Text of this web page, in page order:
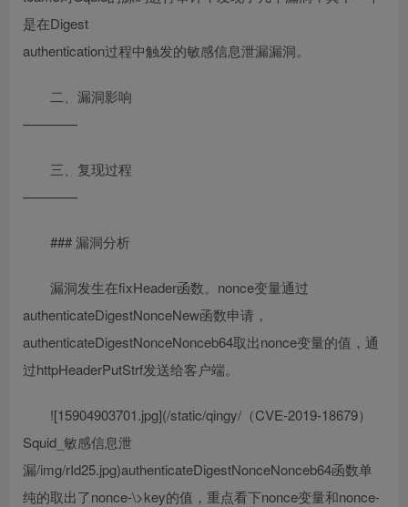
是在Digest
authentication过程中触发的敏感信息泄漏漏洞。
二、漏洞影响
————
三、复现过程
————
### 漏洞分析
漏洞发生在fixHeader函数。nonce变量通过
authenticateDigestNonceNew函数申请，
authenticateDigestNonceNonceb64取出nonce变量的值，通
过httpHeaderPutStrf发送给客户端。
![15904903701.jpg](/static/qingy/（CVE-2019-18679）
Squid_敏感信息泄
漏/img/rId25.jpg)authenticateDigestNonceNonceb64函数单
纯的取出了nonce-\>key的值，重点看下nonce变量和nonce-